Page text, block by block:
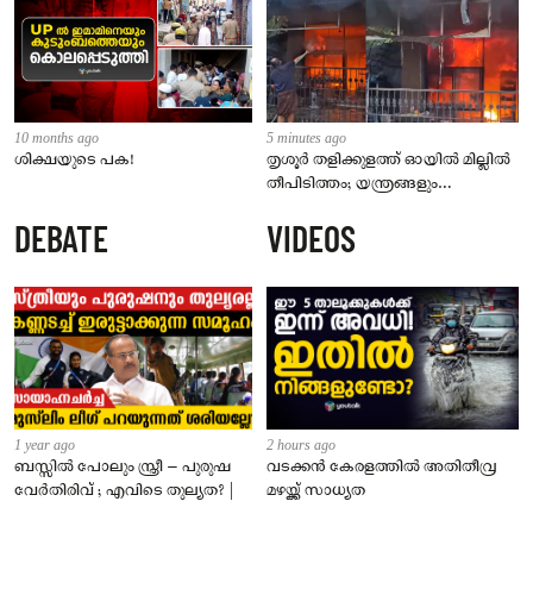
10 months ago
ശിക്ഷയുടെ പക!
5 minutes ago
തൃശൂർ തളിക്കുളത്ത് ഓയിൽ മില്ലിൽ
തീപിടിത്തം; യന്ത്രങ്ങളും
കത്തിനശിച്ചു
DEBATE
1 year ago
ബസ്സിൽ പോലും സ്ത്രീ – പുരുഷ
വേർതിരിവ് ; എവിടെ തുല്യത? |
VIDEOS
2 hours ago
വടക്കൻ കേരളത്തിൽ അതിതീവ്ര
മഴയ്ക്ക് സാധ്യത